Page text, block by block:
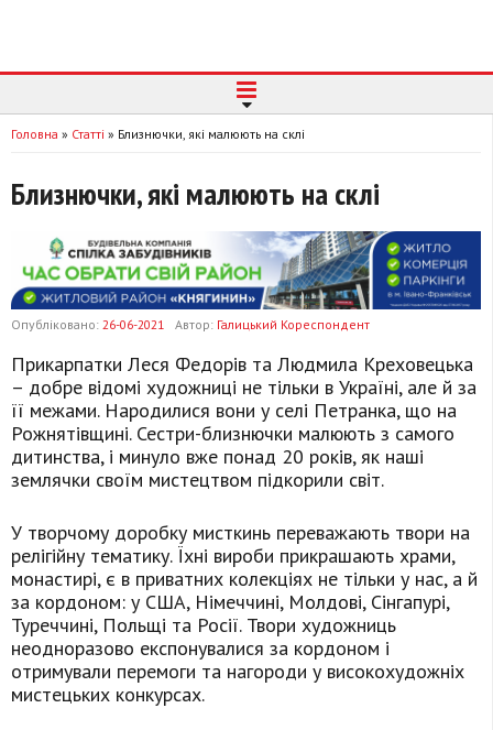
Головна » Статті » Близнючки, які малюють на склі
Близнючки, які малюють на склі
Опубліковано: 26-06-2021 Автор: Галицький Кореспондент
Прикарпатки Леся Федорів та Людмила Креховецька
– добре відомі художниці не тільки в Україні, але й за
її межами. Народилися вони у селі Петранка, що на
Рожнятівщині. Сестри-близнючки малюють з самого
дитинства, і минуло вже понад 20 років, як наші
землячки своїм мистецтвом підкорили світ.
У творчому доробку мисткинь переважають твори на
релігійну тематику. Їхні вироби прикрашають храми,
монастирі, є в приватних колекціях не тільки у нас, а й
за кордоном: у США, Німеччині, Молдові, Сінгапурі,
Туреччині, Польщі та Росії. Твори художниць
неодноразово експонувалися за кордоном і
отримували перемоги та нагороди у високохудожніх
мистецьких конкурсах.